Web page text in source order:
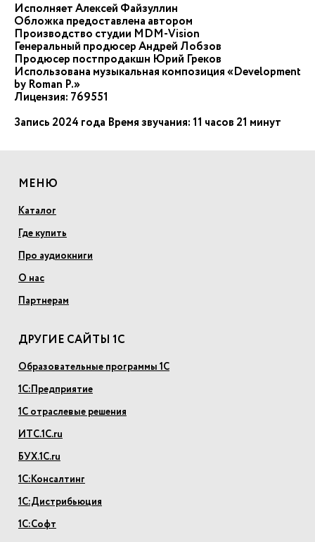
Исполняет Алексей Файзуллин
Обложка предоставлена автором
Производство студии MDM-Vision
Генеральный продюсер Андрей Лобзов
Продюсер постпродакшн Юрий Греков
Использована музыкальная композиция «Development
by Roman P.»
Лицензия: 769551
Запись 2024 года Время звучания: 11 часов 21 минут
МЕНЮ
Каталог
Где купить
Про аудиокниги
О нас
Партнерам
ДРУГИЕ САЙТЫ 1С
Образовательные программы 1С
1С:Предприятие
1С отраслевые решения
ИТС.1С.ru
БУХ.1С.ru
1С:Консалтинг
1С:Дистрибьюция
1С:Софт